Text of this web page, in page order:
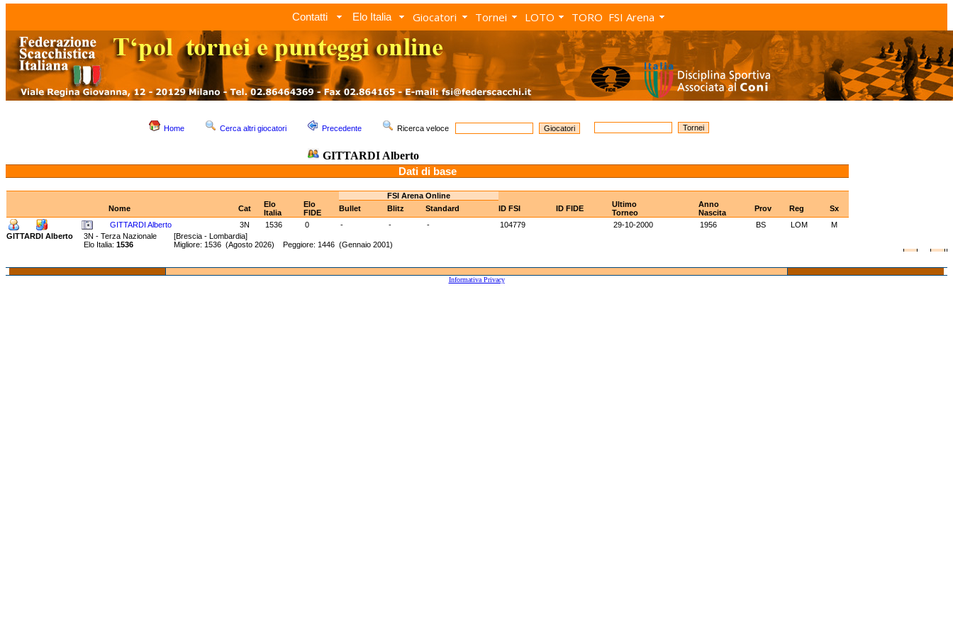
Contatti Elo Italia Giocatori Tornei LOTO TORO FSI Arena
Home Cerca altri giocatori Precedente Ricerca veloce
GITTARDI Alberto
Dati di base
FSI Arena Online
Nome
Cat
Elo
Italia
Elo
FIDE
Bullet Blitz Standard ID FSI ID FIDE
Ultimo
Torneo
Anno
Nascita
Prov Reg
Sx
GITTARDI Alberto
3N 1536 0 - - - 104779 29-10-2000 1956 BS LOM
M
GITTARDI Alberto
3N - Terza Nazionale [Brescia - Lombardia]
Elo Italia: 1536 Migliore: 1536 (Agosto 2026) Peggiore: 1446 (Gennaio 2001)
Informativa Privacy